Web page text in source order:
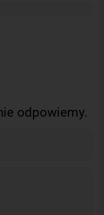
odpowiemy.